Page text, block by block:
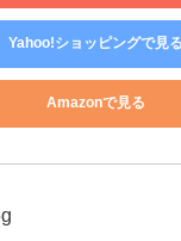
Yahoo!ショッピングで見る
Amazonで見る